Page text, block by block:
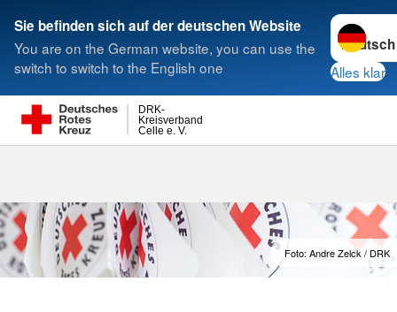
Sie befinden sich auf der deutschen Website
You are on the German website, you can use the
switch to switch to the English one
Sprache
Alles klar
Celle e. V.
Kreisverband
DRK-
Suche
Foto: Andre Zelck / DRK